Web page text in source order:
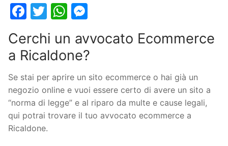
Facebook
TwitterWhatsApp
Cerchi un avvocato Ecommerce
a Ricaldone?
Se stai per aprire un sito ecommerce o hai già un
negozio online e vuoi essere certo di avere un sito a
“norma di legge” e al riparo da multe e cause legali,
qui potrai trovare il tuo avvocato ecommerce a
Ricaldone.